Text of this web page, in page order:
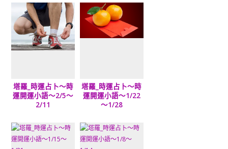
塔羅_時運占卜～時
運開運小語～2/5～
2/11
塔羅_時運占卜～時
運開運小語～1/22
～1/28